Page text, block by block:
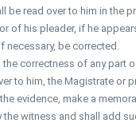
be read over to him in the
of his pleader, if he
necessary, be corrected.
correctness of any part
to him, the Magistrate or
evidence, make a
witness and shall add